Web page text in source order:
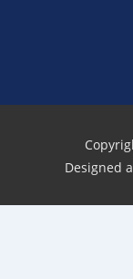
Designed